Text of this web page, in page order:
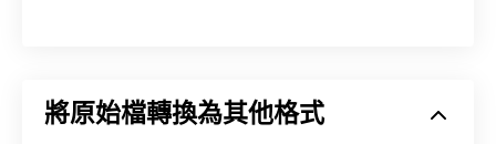
將原始檔轉換為其他格式